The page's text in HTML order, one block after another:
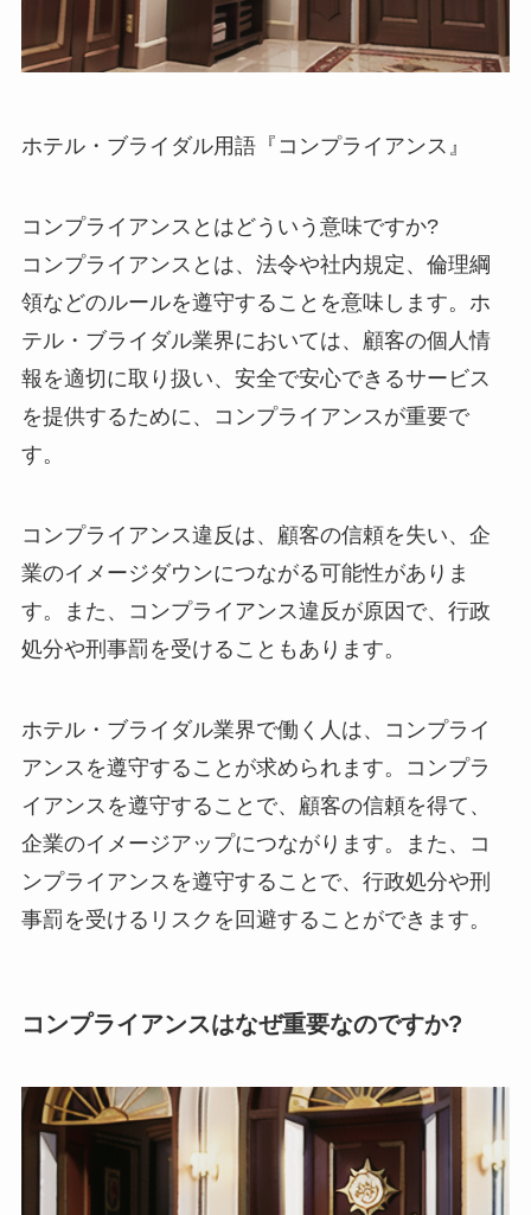
ホテル・ブライダル用語『コンプライアンス』
コンプライアンスとはどういう意味ですか?
コンプライアンスとは、法令や社内規定、倫理綱
領などのルールを遵守することを意味します。ホ
テル・ブライダル業界においては、顧客の個人情
報を適切に取り扱い、安全で安心できるサービス
を提供するために、コンプライアンスが重要で
す。
コンプライアンス違反は、顧客の信頼を失い、企
業のイメージダウンにつながる可能性がありま
す。また、コンプライアンス違反が原因で、行政
処分や刑事罰を受けることもあります。
ホテル・ブライダル業界で働く人は、コンプライ
アンスを遵守することが求められます。コンプラ
イアンスを遵守することで、顧客の信頼を得て、
企業のイメージアップにつながります。また、コ
ンプライアンスを遵守することで、行政処分や刑
事罰を受けるリスクを回避することができます。
コンプライアンスはなぜ重要なのですか?